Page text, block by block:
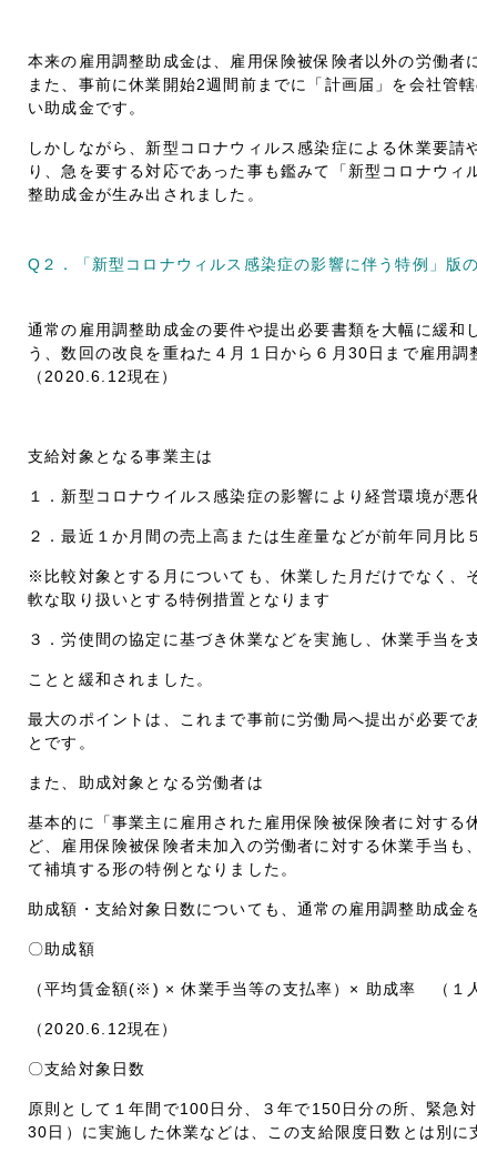
本来の雇用調整助成金は、雇用保険被保険者以外の労働者
また、事前に休業開始2週間前までに「計画届」を会社管
い助成金です。
しかしながら、新型コロナウィルス感染症による休業要請
り、急を要する対応であった事も鑑みて「新型コロナウィ
整助成金が生み出されました。
Q２．「新型コロナウィルス感染症の影響に伴う特例」版
通常の雇用調整助成金の要件や提出必要書類を大幅に緩和
う、数回の改良を重ねた４月１日から６月30日まで雇用調
（2020.6.12現在）
支給対象となる事業主は
１．新型コロナウイルス感染症の影響により経営環境が悪
２．最近１か月間の売上高または生産量などが前年同月
※比較対象とする月についても、休業した月だけでなく、
軟な取り扱いとする特例措置となります
３．労使間の協定に基づき休業などを実施し、休業手当を
ことと緩和されました。
最大のポイントは、これまで事前に労働局へ提出が必要で
とです。
また、助成対象となる労働者は
基本的に「事業主に雇用された雇用保険被保険者に対する
ど、雇用保険被保険者未加入の労働者に対する休業手当も
て補填する形の特例となりました。
助成額・支給対象日数についても、通常の雇用調整助成金
〇助成額
（平均賃金額(※) × 休業手当等の支払率）× 助成率 （１
（2020.6.12現在）
〇支給対象日数
原則として１年間で100日分、３年で150日分の所、緊急
30日）に実施した休業などは、この支給限度日数とは別に